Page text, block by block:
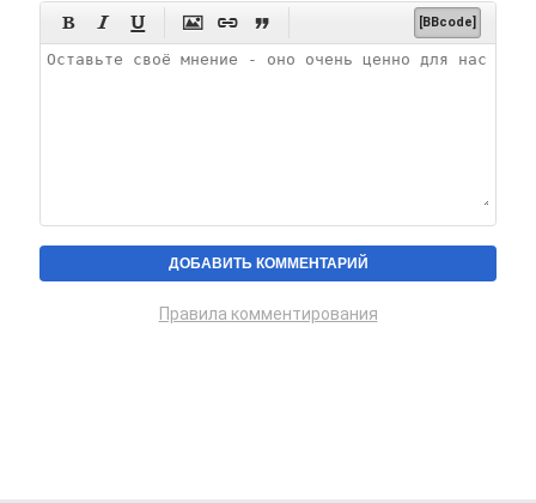
      [BBcode]
Правила комментирования